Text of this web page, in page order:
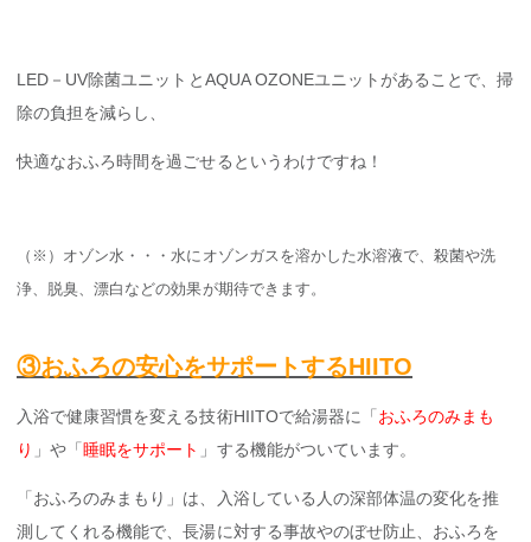
LED－UV除菌ユニットとAQUA OZONEユニットがあることで、掃
除の負担を減らし、
快適なおふろ時間を過ごせるというわけですね！
（※）オゾン水・・・水にオゾンガスを溶かした水溶液で、殺菌や洗
浄、脱臭、漂白などの効果が期待できます。
③おふろの安心をサポートするHIITO
入浴で健康習慣を変える技術HIITOで給湯器に「おふろのみまも
り 」や「睡眠をサポート 」する機能がついています。
「おふろのみまもり」は、入浴している人の深部体温の変化を推
測してくれる機能で、長湯に対する事故やのぼせ防止、おふろを